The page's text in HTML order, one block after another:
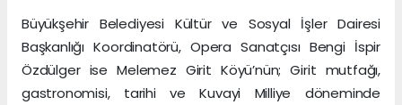
Büyükşehir Belediyesi Kültür ve Sosyal İşler Dairesi
Başkanlığı Koordinatörü, Opera Sanatçısı Bengi İspir
Özdülger ise Melemez Girit Köyü’nün; Girit mutfağı,
gastronomisi, tarihi ve Kuvayi Milliye döneminde